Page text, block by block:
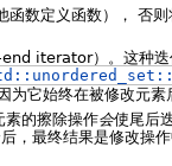
函数定义函数）， 否
iterator）。这种迭
为它始终在被修改元素
素的擦除操作会使尾后
，最终结果是修改操